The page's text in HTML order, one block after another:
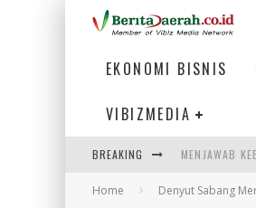
EKONOMI BISNIS
VIBIZMEDIA
BREAKING
PENUMPANG
WARGA
Home Denyut Sabang